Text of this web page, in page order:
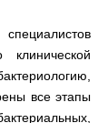
клинической
все этапы